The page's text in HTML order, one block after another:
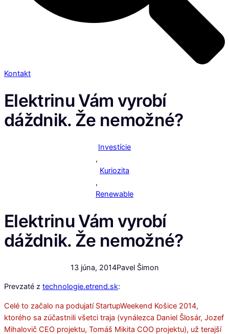
Kontakt
Elektrinu Vám vyrobí
dáždnik. Že nemožné?
Investície
,
Kuriozita
,
Renewable
Elektrinu Vám vyrobí
dáždnik. Že nemožné?
13 júna, 2014Pavel Šimon
Prevzaté z technologie.etrend.sk:
Celé to začalo na podujatí StartupWeekend Košice 2014,
ktorého sa zúčastnili všetci traja (vynálezca Daniel Šlosár, Jozef
Mihalovič CEO projektu, Tomáš Mikita COO projektu), už terajší